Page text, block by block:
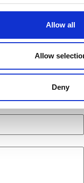
Allow all
Allow
Deny
uns so schnell